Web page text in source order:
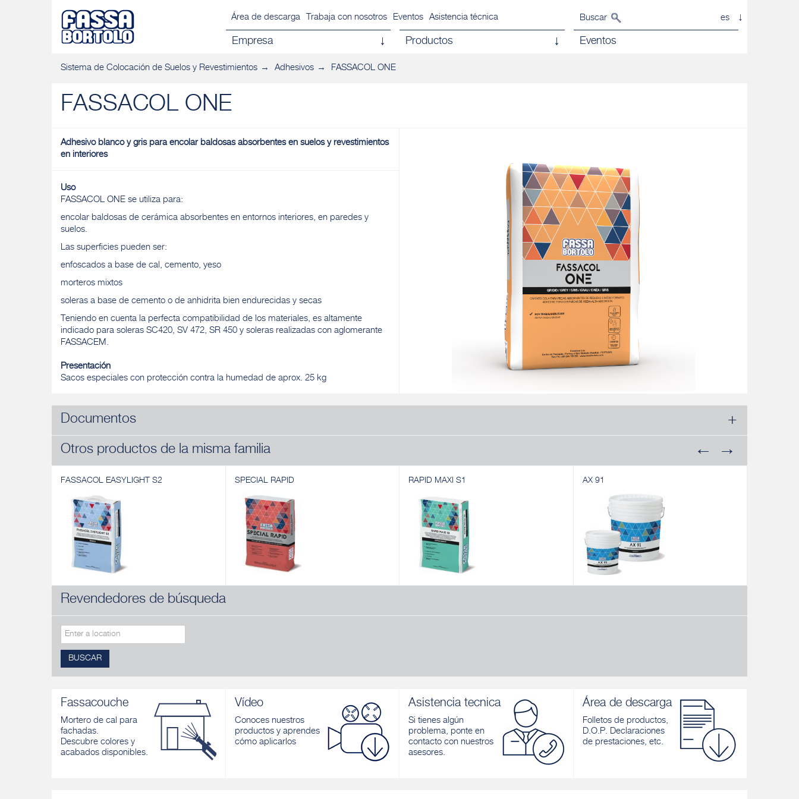
Área de descarga Trabaja con nosotros Eventos Asistencia técnica Buscar es
Empresa Productos Eventos
Sistema de Colocación de Suelos y Revestimientos Adhesivos FASSACOL ONE
FASSACOL ONE
Adhesivo blanco y gris para encolar baldosas absorbentes en suelos y revestimientos
en interiores
Uso
FASSACOL ONE se utiliza para:
encolar baldosas de cerámica absorbentes en entornos interiores, en paredes y
suelos.
Las superficies pueden ser:
enfoscados a base de cal, cemento, yeso
morteros mixtos
soleras a base de cemento o de anhidrita bien endurecidas y secas
Teniendo en cuenta la perfecta compatibilidad de los materiales, es altamente
indicado para soleras SC420, SV 472, SR 450 y soleras realizadas con aglomerante
FASSACEM.
Presentación
Sacos especiales con protección contra la humedad de aprox. 25 kg
Documentos
Otros productos de la misma familia
FASSACOL EASYLIGHT S2
FASSACOL EASYLIGHT S2
monocomponente de muy alta elasticidad,
blanco y gris, para pavimentos y
revestimientos exteriores e interiores
Descubrir
SPECIAL RAPID
rápido, autohumectante, gris para
RAPID MAXI S1
rápido, buena elasticidad, extra blanco y
AX 91
poliuretano, blanco y gris, de muy alta
Revendedores de búsqueda
BUSCAR
Fassacouche
Mortero de cal para
fachadas.
Descubre colores y
acabados disponibles.
Vídeo
Conoces nuestros
productos y aprendes
cómo aplicarlos
Asistencia tecnica
Si tienes algún
problema, ponte en
contacto con nuestros
asesores.
Área de descarga
Folletos de productos,
D.O.P. Declaraciones
de prestaciones, etc.